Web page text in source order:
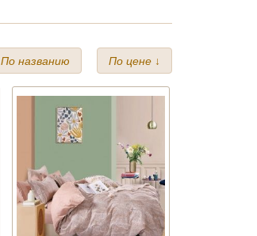
По названию По цене ↓